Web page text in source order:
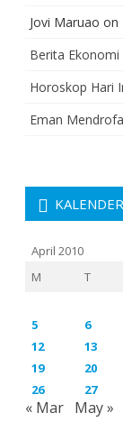
Jovi Maruao on
Berita Ekonomi
Horoskop Hari
Eman Mendrofa
April 2010
M
T
5
6
12
13
19
20
26
27
« Mar May »